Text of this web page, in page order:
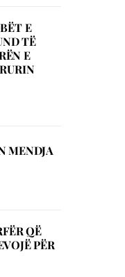
E
TË
E
MENDJA
QË
PËR